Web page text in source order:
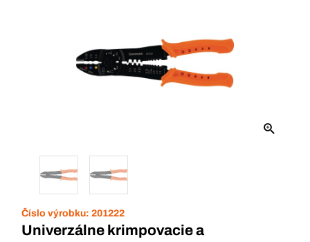
Číslo výrobku: 201222
Univerzálne krimpovacie a